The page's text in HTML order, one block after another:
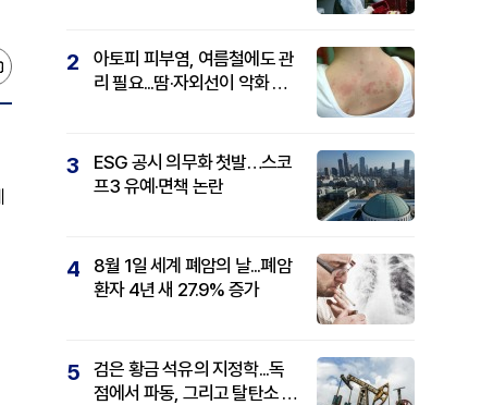
2
아토피 피부염, 여름철에도 관
리 필요...땀·자외선이 악화 요
3
ESG 공시 의무화 첫발…스코
프3 유예·면책 논란
4
8월 1일 세계 폐암의 날...폐암
환자 4년 새 27.9% 증가
5
검은 황금 석유의 지정학...독
점에서 파동, 그리고 탈탄소 패